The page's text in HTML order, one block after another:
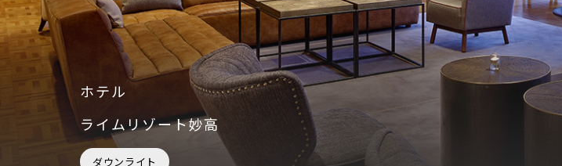
ホテル
ライムリゾート妙高
ダウンライト